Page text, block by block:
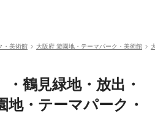
・美術館 大阪府 遊園地・テーマパーク・美術館
鶴見緑地・放出・
地・テーマパーク・